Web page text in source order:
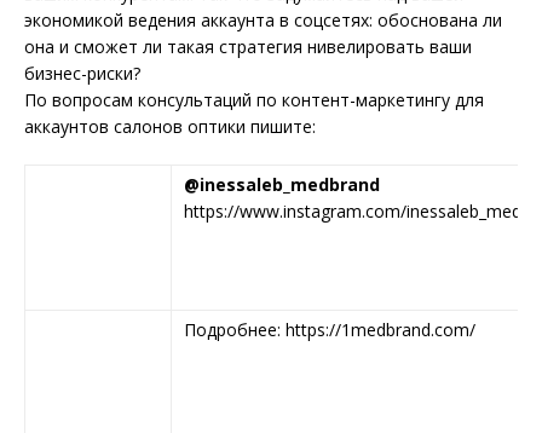
экономикой ведения аккаунта в соцсетях: обоснована ли
она и сможет ли такая стратегия нивелировать ваши
бизнес-риски?
По вопросам консультаций по контент-маркетингу для
аккаунтов салонов оптики пишите:
@inessaleb_medbrand
https://www.instagram.com/
Подробнее: https://1medbrand.com/